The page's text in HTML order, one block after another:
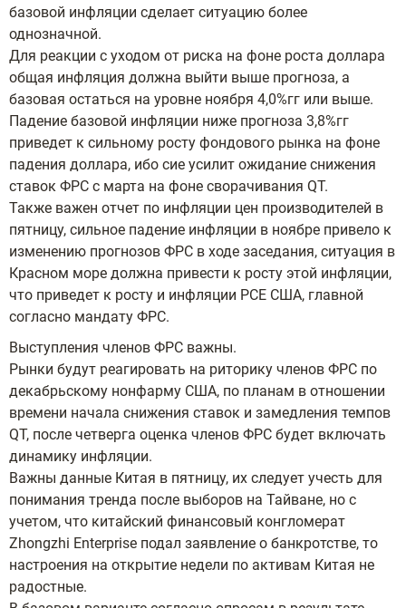
базовой инфляции сделает ситуацию более
однозначной.
Для реакции с уходом от риска на фоне роста доллара
общая инфляция должна выйти выше прогноза, а
базовая остаться на уровне ноября 4,0%гг или выше.
Падение базовой инфляции ниже прогноза 3,8%гг
приведет к сильному росту фондового рынка на фоне
падения доллара, ибо сие усилит ожидание снижения
ставок ФРС с марта на фоне сворачивания QT.
Также важен отчет по инфляции цен производителей в
пятницу, сильное падение инфляции в ноябре привело к
изменению прогнозов ФРС в ходе заседания, ситуация в
Красном море должна привести к росту этой инфляции,
что приведет к росту и инфляции РСЕ США, главной
согласно мандату ФРС.
Выступления членов ФРС важны.
Рынки будут реагировать на риторику членов ФРС по
декабрьскому нонфарму США, по планам в отношении
времени начала снижения ставок и замедления темпов
QT, после четверга оценка членов ФРС будет включать
динамику инфляции.
Важны данные Китая в пятницу, их следует учесть для
понимания тренда после выборов на Тайване, но с
учетом, что китайский финансовый конгломерат
Zhongzhi Enterprise подал заявление о банкротстве, то
настроения на открытие недели по активам Китая не
радостные.